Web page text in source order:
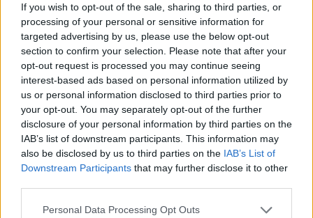
If you wish to opt-out of the sale, sharing to third parties, or
processing of your personal or sensitive information for
targeted advertising by us, please use the below opt-out
section to confirm your selection. Please note that after your
opt-out request is processed you may continue seeing
interest-based ads based on personal information utilized by
us or personal information disclosed to third parties prior to
your opt-out. You may separately opt-out of the further
disclosure of your personal information by third parties on the
IAB’s list of downstream participants. This information may
also be disclosed by us to third parties on the IAB’s List of
Downstream Participants that may further disclose it to other
Personal Data Processing Opt Outs
2026. augusztus 06., csütörtök
Villamosenergia-válság
enyhítéséről szóló intézkedéseket
fogadott el a kormány